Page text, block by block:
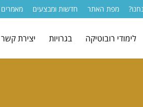
מפת האתר חדשות ומבצעים מאמרים
לימודי רובוטיקה בגרויות יצירת קשר